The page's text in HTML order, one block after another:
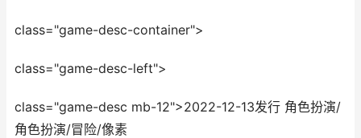
class="game-desc-container">
class="game-desc-left">
class="game-desc mb-12">2022-12-13发行 角色扮演/
角色扮演/冒险/像素